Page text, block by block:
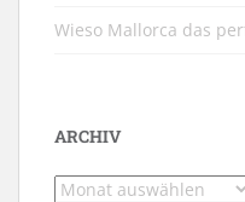
Wieso Mallorca das
ARCHIV
Archiv